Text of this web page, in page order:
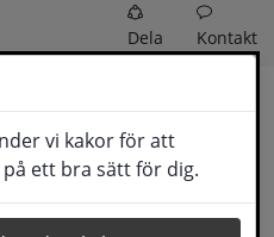
vi kakor för att
ett bra sätt för dig.
Dela Kontakt
kan det bli aktuellt